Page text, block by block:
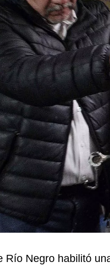
Río Negro habilitó